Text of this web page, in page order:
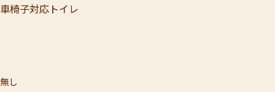
車椅子対応トイレ
無し